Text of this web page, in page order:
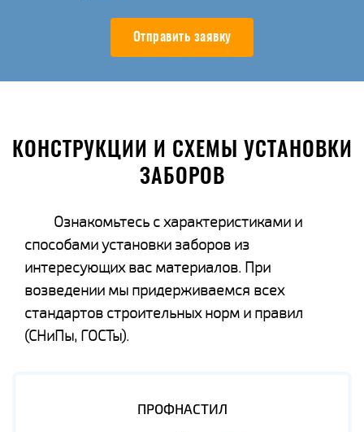
Отправить заявку
КОНСТРУКЦИИ И СХЕМЫ УСТАНОВКИ
ЗАБОРОВ
Ознакомьтесь с характеристиками и
способами установки заборов из
интересующих вас материалов. При
возведении мы придерживаемся всех
стандартов строительных норм и правил
(СНиПы, ГОСТы).
ПРОФНАСТИЛ